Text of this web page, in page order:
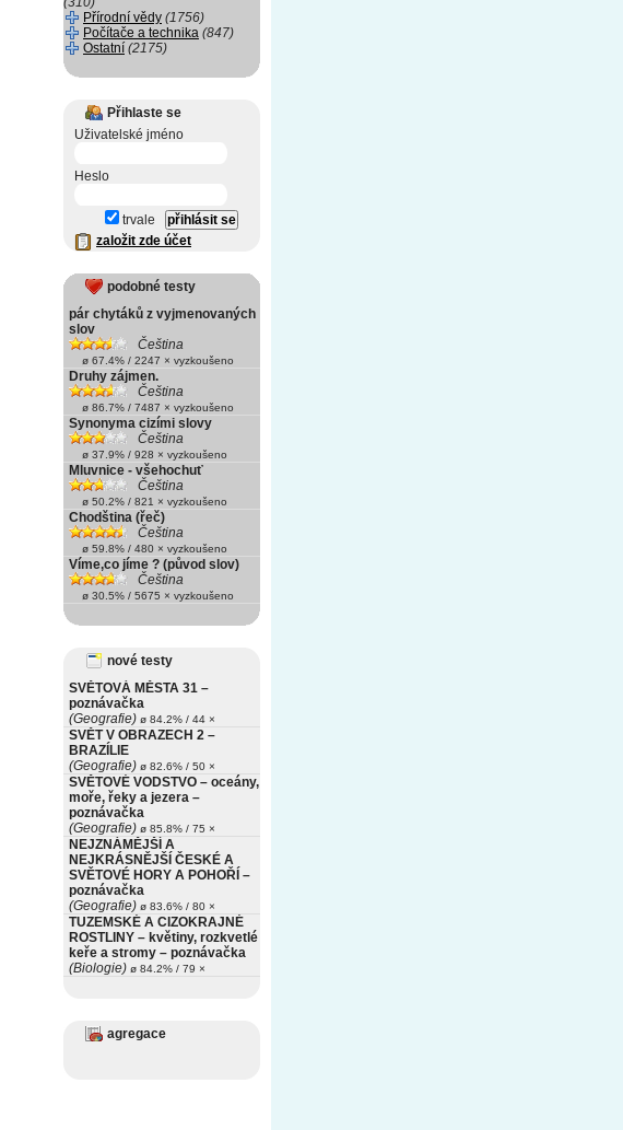
Přírodní vědy (1756)
Počítače a technika (847)
Ostatní (2175)
Přihlaste se
Uživatelské jméno
Heslo
trvale
založit zde účet
podobné testy
pár chytáků z vyjmenovaných
slov
Čeština
ø 67.4% / 2247 × vyzkoušeno
Druhy zájmen.
Čeština
ø 86.7% / 7487 × vyzkoušeno
Synonyma cizími slovy
Čeština
ø 37.9% / 928 × vyzkoušeno
Mluvnice - všehochuť
Čeština
ø 50.2% / 821 × vyzkoušeno
Chodština (řeč)
Čeština
ø 59.8% / 480 × vyzkoušeno
Víme,co jíme ? (původ slov)
Čeština
ø 30.5% / 5675 × vyzkoušeno
nové testy
SVĚTOVÁ MĚSTA 31 –
poznávačka
(Geografie) ø 84.2% / 44 ×
SVĚT V OBRAZECH 2 –
BRAZÍLIE
(Geografie) ø 82.6% / 50 ×
SVĚTOVÉ VODSTVO – oceány,
moře, řeky a jezera –
poznávačka
(Geografie) ø 85.8% / 75 ×
NEJZNÁMĚJŠÍ A
NEJKRÁSNĚJŠÍ ČESKÉ A
SVĚTOVÉ HORY A POHOŘÍ –
poznávačka
(Geografie) ø 83.6% / 80 ×
TUZEMSKÉ A CIZOKRAJNÉ
ROSTLINY – květiny, rozkvetlé
keře a stromy – poznávačka
(Biologie) ø 84.2% / 79 ×
agregace